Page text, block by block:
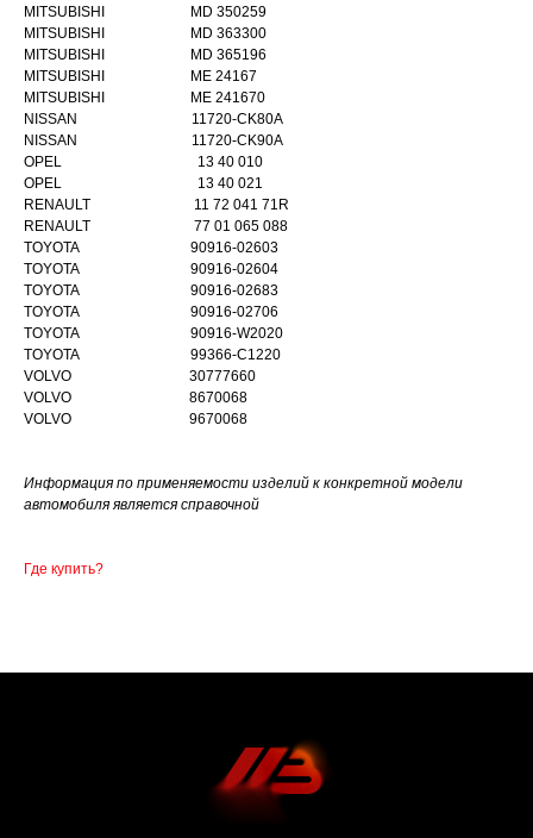
MITSUBISHI MD 350259
MITSUBISHI MD 363300
MITSUBISHI MD 365196
MITSUBISHI ME 24167
MITSUBISHI ME 241670
NISSAN 11720-CK80A
NISSAN 11720-CK90A
OPEL 13 40 010
OPEL 13 40 021
RENAULT 11 72 041 71R
RENAULT 77 01 065 088
TOYOTA 90916-02603
TOYOTA 90916-02604
TOYOTA 90916-02683
TOYOTA 90916-02706
TOYOTA 90916-W2020
TOYOTA 99366-C1220
VOLVO 30777660
VOLVO 8670068
VOLVO 9670068
Информация по применяемости изделий к конкретной модели
автомобиля является справочной
Где купить?